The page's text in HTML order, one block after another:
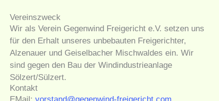
Vereinszweck
Wir als Verein Gegenwind Freigericht e.V. setzen uns
für den Erhalt unseres unbebauten Freigerichter,
Alzenauer und Geiselbacher Mischwaldes ein. Wir
sind gegen den Bau der Windindustrieanlage
Sölzert/Sülzert.
Kontakt
EMail: vorstand@gegenwind-freigericht.com